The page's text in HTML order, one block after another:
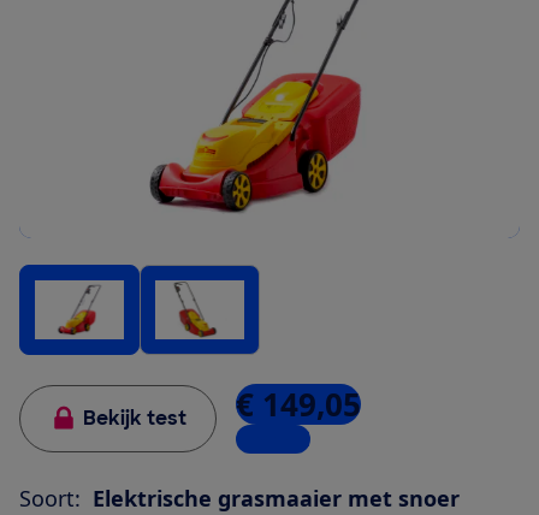
Bekijk test € 149,05
1 winkel
Soort: Elektrische grasmaaier met snoer